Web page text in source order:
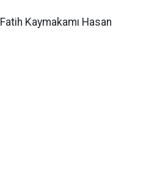
Fatih Kaymakamı Hasan